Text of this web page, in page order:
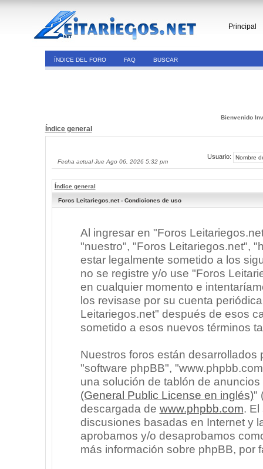
Principal
ÍNDICE DEL FORO FAQ BUSCAR
Bienvenido
Índice general
Fecha actual Jue Ago 06, 2026 5:32 pm
Usuario:
Índice general
Foros Leitariegos.net - Condiciones de uso
Al ingresar en "Foros
"nuestro", "Foros Leitariegos.net",
estar legalmente sometido a los
no se registre y/o use "Foros
en cualquier momento e
los revisase por su cuenta
Leitariegos.net" después de esos
sometido a esos nuevos términos
Nuestros foros están
"software phpBB",
una solución de tablón de
(General Public License en inglés)"
descargada de www.phpbb.com. El
discusiones basadas en Internet y
aprobamos y/o desaprobamos
más información sobre phpBB, por